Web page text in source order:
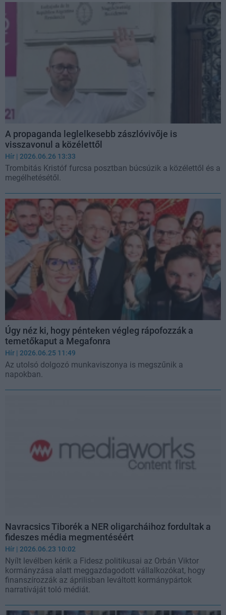
A propaganda leglelkesebb zászlóvivője is
visszavonul a közélettől
Hír | 2026.06.26 13:33
Trombitás Kristóf furcsa posztban búcsúzik a közélettől és a
megélhetésétől.
Úgy néz ki, hogy pénteken végleg rápofozzák a
temetőkaput a Megafonra
Hír | 2026.06.25 11:49
Az utolsó dolgozó munkaviszonya is megszűnik a
napokban.
Navracsics Tiborék a NER oligarcháihoz fordultak a
fideszes média megmentéséért
Hír | 2026.06.23 10:02
Nyílt levélben kérik a Fidesz politikusai az Orbán Viktor
kormányzása alatt meggazdagodott vállalkozókat, hogy
finanszírozzák az áprilisban leváltott kormánypártok
narratíváját toló médiát.